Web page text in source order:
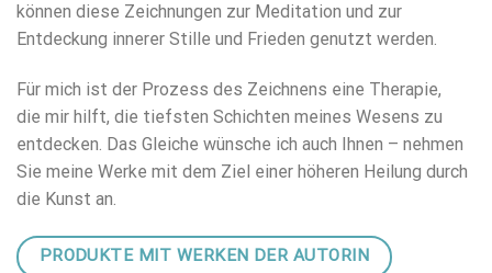
können diese Zeichnungen zur Meditation und zur
Entdeckung innerer Stille und Frieden genutzt werden.
Für mich ist der Prozess des Zeichnens eine Therapie,
die mir hilft, die tiefsten Schichten meines Wesens zu
entdecken. Das Gleiche wünsche ich auch Ihnen – nehmen
Sie meine Werke mit dem Ziel einer höheren Heilung durch
die Kunst an.
PRODUKTE MIT WERKEN DER AUTORIN